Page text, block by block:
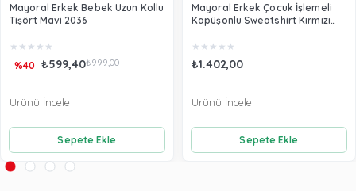
Mayoral Erkek Bebek Uzun Kollu
Tişört Mavi 2036
★ ★ ★ ★ ★
₺599,40₺999,00
%40
Sepete Ekle
Ürünü İncele
Mayoral Erkek Çocuk İşlemeli
Kapüşonlu Sweatshirt Kırmızı
★ ★ ★ ★ ★
₺1.402,00
Sepete Ekle
Ürünü İncele